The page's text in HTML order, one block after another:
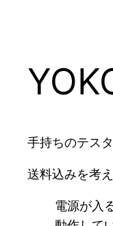
手持ちのテス
送料込みを考
電源が入